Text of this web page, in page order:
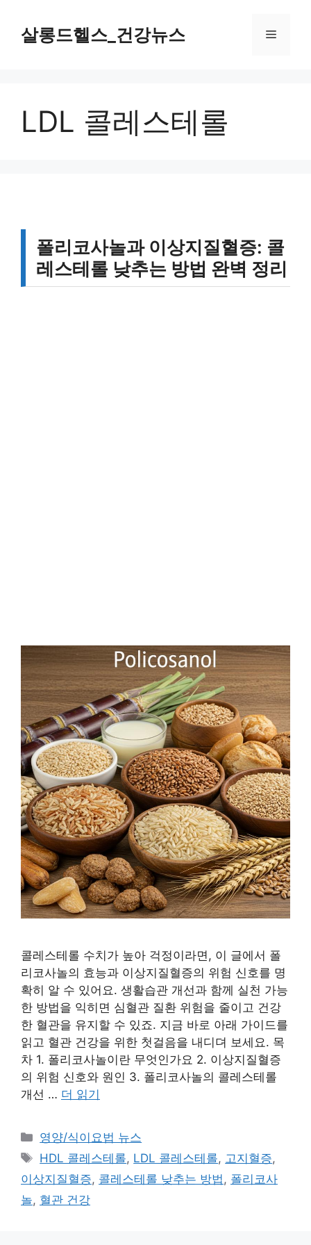
살롱드헬스_건강뉴스 메
LDL 콜레스테롤
폴리코사놀과 이상지질혈증: 콜
레스테롤 낮추는 방법 완벽 정리
콜레스테롤 수치가 높아 걱정이라면, 이 글에서 폴
리코사놀의 효능과 이상지질혈증의 위험 신호를 명
확히 알 수 있어요. 생활습관 개선과 함께 실천 가능
한 방법을 익히면 심혈관 질환 위험을 줄이고 건강
한 혈관을 유지할 수 있죠. 지금 바로 아래 가이드를
읽고 혈관 건강을 위한 첫걸음을 내디뎌 보세요. 목
차 1. 폴리코사놀이란 무엇인가요 2. 이상지질혈증
의 위험 신호와 원인 3. 폴리코사놀의 콜레스테롤
개선 … 더 읽기
카
테
리
영양/식이요법 뉴스
태
그
HDL 콜레스테롤, LDL 콜레스테롤, 고지혈증,
이상지질혈증, 콜레스테롤 낮추는 방법 , 폴리코사
놀, 혈관 건강